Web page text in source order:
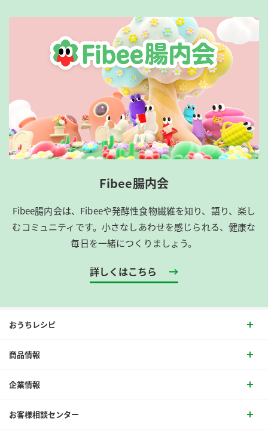
Fibee腸内会
Fibee腸内会は、​Fibeeや発酵性食物繊維を知り、語り、楽し
むコミュニティです。​小さなしあわせを感じられる、健康な
毎日を一緒につくりましょう。
詳しくはこちら
おうちレシピ
商品情報
企業情報
お客様相談センター